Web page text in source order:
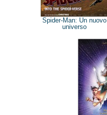
Spider-Man: Un nuovo
universo